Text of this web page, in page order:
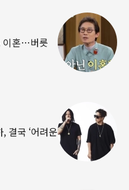
이혼…버릇
결국 ‘어려운